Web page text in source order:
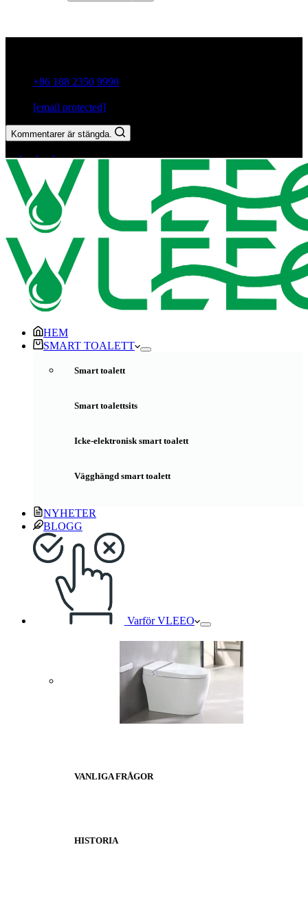
+86 188 2350 9990
[email protected]
Kommentarer är stängda.
HEM
SMART TOALETT
Smart toalett
Smart toalettsits
Icke-elektronisk smart toalett
Vägghängd smart toalett
NYHETER
BLOGG
Varför VLEEO
VANLIGA FRÅGOR
HISTORIA